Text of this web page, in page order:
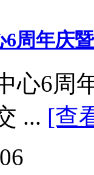
周年庆
心6周
... [查